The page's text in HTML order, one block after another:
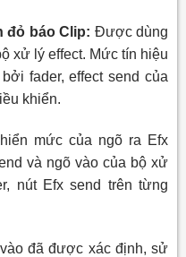
đỏ báo Clip: Được dùng
xử lý effect. Mức tín hiệu
fader, effect send của
khiển.
mức của ngõ ra Efx
và ngõ vào của bộ xử
nút Efx send trên từng
đã được xác định, sử